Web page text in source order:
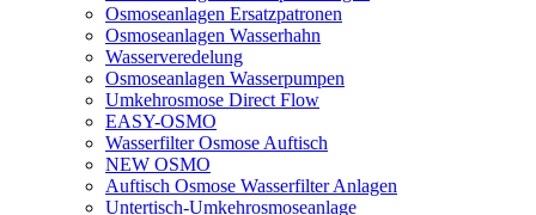
Osmoseanlagen Ersatzpatronen
Osmoseanlagen Wasserhahn
Wasserveredelung
Osmoseanlagen Wasserpumpen
Umkehrosmose Direct Flow
EASY-OSMO
Wasserfilter Osmose Auftisch
NEW OSMO
Auftisch Osmose Wasserfilter Anlagen
Untertisch-Umkehrosmoseanlage